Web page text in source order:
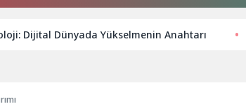
Dijital Dünyada Yükselmenin Anahtarı